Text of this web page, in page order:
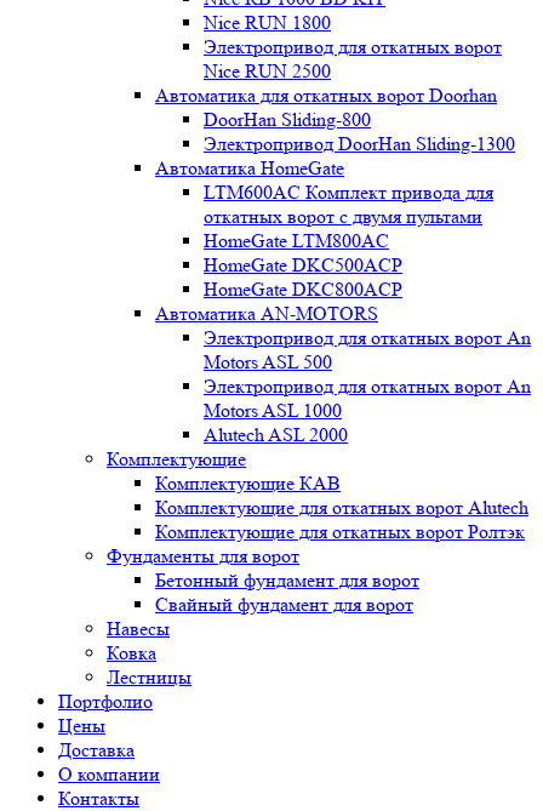
Nice RUN 1800
Электропривод для откатных ворот
Nice RUN 2500
Автоматика для откатных ворот Doorhan
DoorHan Sliding-800
Электропривод DoorHan Sliding-1300
Автоматика HomeGate
LTM600AC Комплект привода для
откатных ворот с двумя пультами
HomeGate LTM800AC
HomeGate DKC500ACP
HomeGate DKC800ACP
Автоматика AN-MOTORS
Электропривод для откатных ворот An
Motors ASL 500
Электропривод для откатных ворот An
Motors ASL 1000
Alutech ASL 2000
Комплектующие
Комплектующие КАВ
Комплектующие для откатных ворот Alutech
Комплектующие для откатных ворот Ролтэк
Фундаменты для ворот
Бетонный фундамент для ворот
Свайный фундамент для ворот
Навесы
Ковка
Лестницы
Портфолио
Цены
Доставка
О компании
Контакты